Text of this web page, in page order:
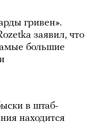
гривен».
заявил, что
большие
в штаб-
находится